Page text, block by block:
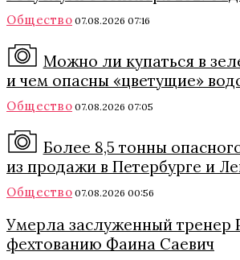
Общество 07.08.2026 07:16
Можно ли купаться в
и чем опасны «цветущие»
Общество 07.08.2026 07:05
Более 8,5 тонны
из продажи в Петербурге и
Общество 07.08.2026 00:56
Умерла заслуженный тренер
фехтованию Фаина Саевич